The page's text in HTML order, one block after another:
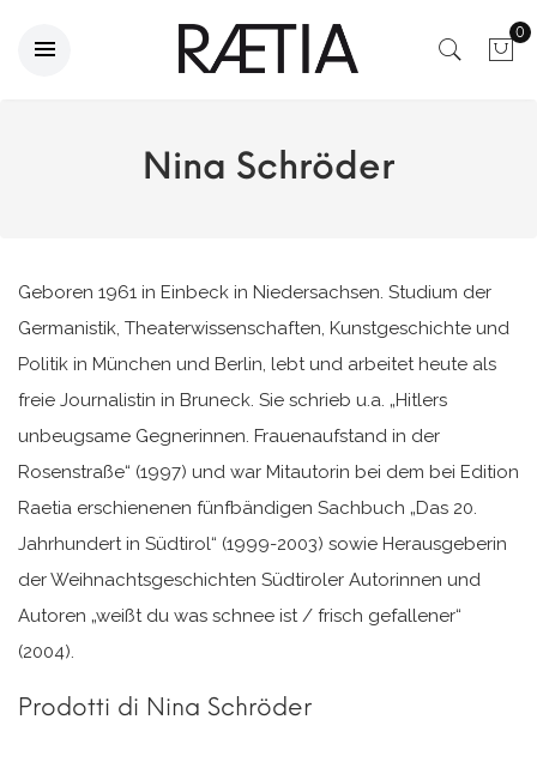
0
Nina Schröder
Geboren 1961 in Einbeck in Niedersachsen. Studium der
Germanistik, Theaterwissenschaften, Kunstgeschichte und
Politik in München und Berlin, lebt und arbeitet heute als
freie Journalistin in Bruneck. Sie schrieb u.a. „Hitlers
unbeugsame Gegnerinnen. Frauenaufstand in der
Rosenstraße“ (1997) und war Mitautorin bei dem bei Edition
Raetia erschienenen fünfbändigen Sachbuch „Das 20.
Jahrhundert in Südtirol“ (1999-2003) sowie Herausgeberin
der Weihnachtsgeschichten Südtiroler Autorinnen und
Autoren „weißt du was schnee ist / frisch gefallener“
(2004).
Prodotti di Nina Schröder